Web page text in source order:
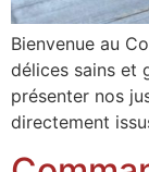
Bienvenue au
délices sains et
présenter nos
directement